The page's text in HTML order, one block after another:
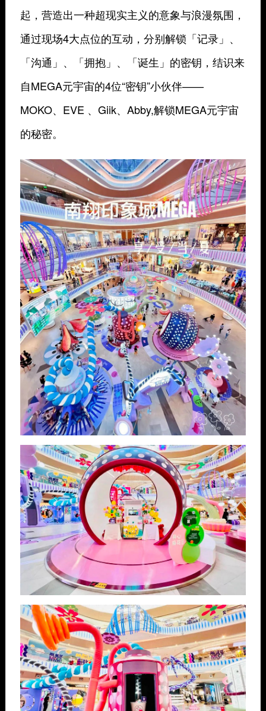
起，营造出一种超现实主义的意象与浪漫氛围，
通过现场4大点位的互动，分别解锁「记录」、
「沟通」、「拥抱」、「诞生」的密钥，结识来
自MEGA元宇宙的4位“密钥”小伙伴——
MOKO、EVE 、Giik、Abby,解锁MEGA元宇宙
的秘密。